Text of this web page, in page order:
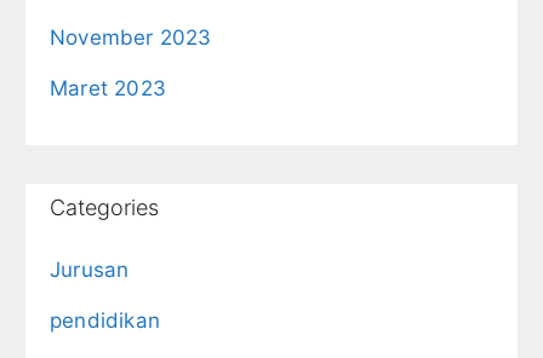
November 2023
Maret 2023
Categories
Jurusan
pendidikan